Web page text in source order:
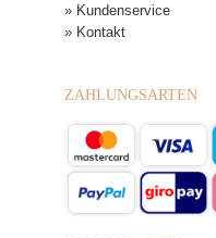
» Kundenservice
» Kontakt
ZAHLUNGSARTEN